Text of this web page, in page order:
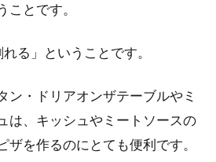
ことです。
る」ということです。
ン・ドリアオンザテーブルやミ
は、キッシュやミートソースの
ザを作るのにとても便利です。